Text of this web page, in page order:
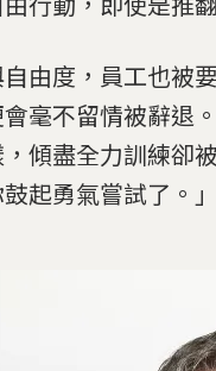
由度，員工也被
毫不留情被辭退
傾盡全力訓練卻
起勇氣嘗試了。」